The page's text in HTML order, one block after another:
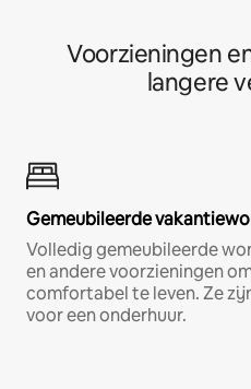
Voorzieningen
langere
Gemeubileerde
Volledig gemeubileerde
en andere voorzieningen
comfortabel te leven. Ze
voor een onderhuur.